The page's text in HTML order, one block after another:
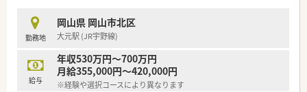
時短勤務ができるよう変更予定です。
■年間休日が120日とワークライフバランスが整っています
■日用品から常備薬まで、従業員割引制度など嬉しいメリットも
たくさんあります！
勤務地
岡山県 岡山市北区
大元駅 (JR宇野線)
給与
年収530万円～700万円
月給355,000円～420,000円
※経験や選択コースにより異なります